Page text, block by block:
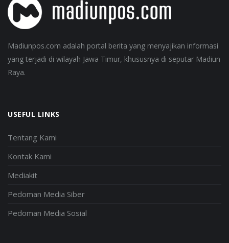
Madiunpos.com adalah portal berita yang menyajikan informasi
yang terjadi di wilayah Jawa Timur, khususnya di seputar Madiun
Raya.
USEFUL LINKS
Tentang Kami
Kontak Kami
Mediakit
Pedoman Media Siber
Pedoman Media Sosial